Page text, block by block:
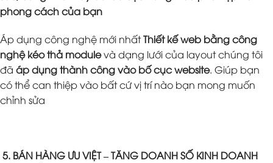
phong cách của bạn
Áp dụng công nghệ mới nhấtThiết kế web bằng công
nghệ kéo thả modulevà dạng lưới của layout chúng tôi
đã áp dụng thành công vào bố cục website. Giúp bạn
có thể can thiệp vào bất cứ vị trí nào bạn mong muốn
chỉnh sửa
5. BÁN HÀNG ƯU VIỆT – TĂNG DOANH SỐ KINH DOANH